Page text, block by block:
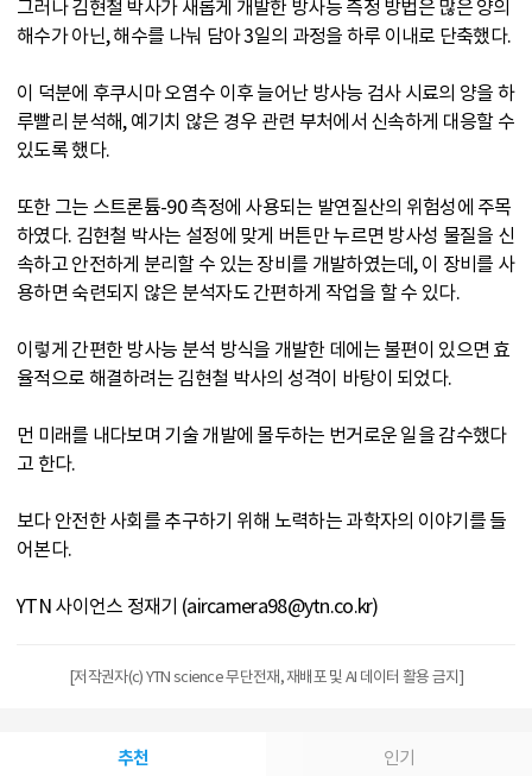
그러나 김현철 박사가 새롭게 개발한 방사능 측정 방법은 많은 양의
해수가 아닌, 해수를 나눠 담아 3일의 과정을 하루 이내로 단축했다.
이 덕분에 후쿠시마 오염수 이후 늘어난 방사능 검사 시료의 양을 하
루빨리 분석해, 예기치 않은 경우 관련 부처에서 신속하게 대응할 수
있도록 했다.
또한 그는 스트론튬-90 측정에 사용되는 발연질산의 위험성에 주목
하였다. 김현철 박사는 설정에 맞게 버튼만 누르면 방사성 물질을 신
속하고 안전하게 분리할 수 있는 장비를 개발하였는데, 이 장비를 사
용하면 숙련되지 않은 분석자도 간편하게 작업을 할 수 있다.
이렇게 간편한 방사능 분석 방식을 개발한 데에는 불편이 있으면 효
율적으로 해결하려는 김현철 박사의 성격이 바탕이 되었다.
먼 미래를 내다보며 기술 개발에 몰두하는 번거로운 일을 감수했다
고 한다.
보다 안전한 사회를 추구하기 위해 노력하는 과학자의 이야기를 들
어본다.
YTN 사이언스 정재기 (aircamera98@ytn.co.kr)
[저작권자(c) YTN science 무단전재, 재배포 및 AI 데이터 활용 금지]
추천 인기